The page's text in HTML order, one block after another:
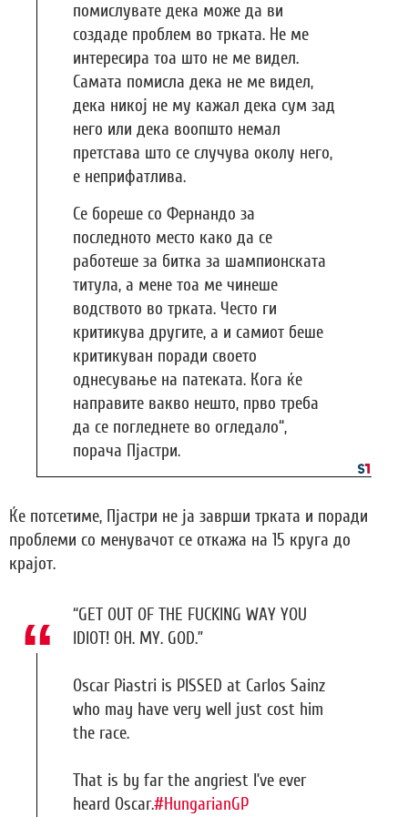
помислувате дека може да ви
создаде проблем во трката. Не ме
интересира тоа што не ме видел.
Самата помисла дека не ме видел,
дека никој не му кажал дека сум зад
него или дека воопшто немал
претстава што се случува околу него,
е неприфатлива.
Се бореше со Фернандо за
последното место како да се
работеше за битка за шампионската
титула, а мене тоа ме чинеше
водството во трката. Често ги
критикува другите, а и самиот беше
критикуван поради своето
однесување на патеката. Кога ќе
направите вакво нешто, прво треба
да се погледнете во огледало“,
порача Пјастри.
Ќе потсетиме, Пјастри не ја заврши трката и поради
проблеми со менувачот се откажа на 15 круга до
крајот.
“GET OUT OF THE FUCKING WAY YOU
IDIOT! OH. MY. GOD.”
Oscar Piastri is PISSED at Carlos Sainz
who may have very well just cost him
the race.
That is by far the angriest I’ve ever
heard Oscar.#HungarianGP